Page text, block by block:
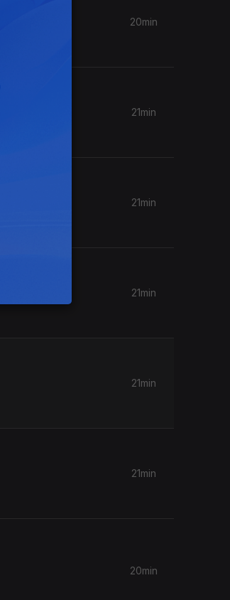
20min
21min
21min
21min
21min
21min
20min